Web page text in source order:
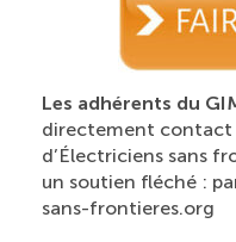
Les adhérents du
directement contact
d’Électriciens sans
un soutien fléché :
sans-frontieres.org